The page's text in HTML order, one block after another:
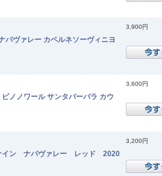
パヴァレー カベルネソーヴィニヨ
3,900円
ノノワール サンタバーバラ カウ
3,600円
イン ナパヴァレー レッド 2020
3,200円